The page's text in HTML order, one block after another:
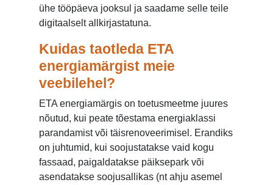
ühe tööpäeva jooksul ja saadame selle teile
digitaalselt allkirjastatuna.
Kuidas taotleda ETA
energiamärgist meie
veebilehel?
ETA energiamärgis on toetusmeetme juures
nõutud, kui peate tõestama energiaklassi
parandamist või täisrenoveerimisel. Erandiks
on juhtumid, kui soojustatakse vaid kogu
fassaad, paigaldatakse päiksepark või
asendatakse soojusallikas (nt ahju asemel